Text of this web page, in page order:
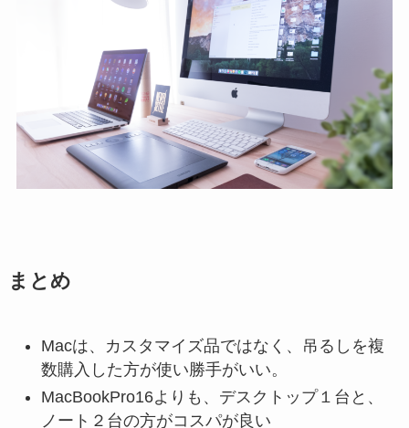
まとめ
Macは、カスタマイズ品ではなく、吊るしを複
数購入した方が使い勝手がいい。
MacBookPro16よりも、デスクトップ１台と、
ノート２台の方がコスパが良い